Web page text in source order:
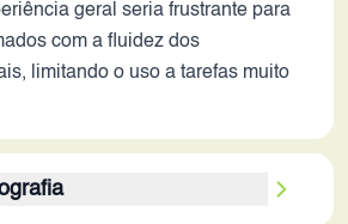
geral seria frustrante para
com a fluidez dos
limitando o uso a tarefas muito